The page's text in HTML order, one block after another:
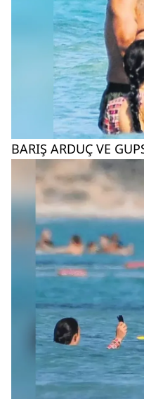
BARIŞ ARDUÇ VE